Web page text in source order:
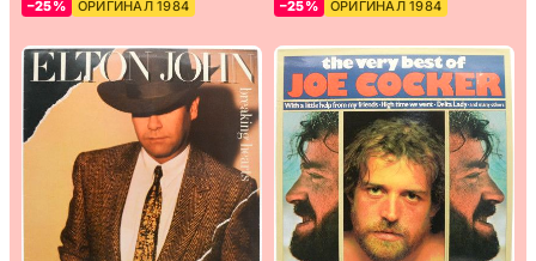
–25% ОРИГИНАЛ 1984 –25% ОРИГИНАЛ 1984